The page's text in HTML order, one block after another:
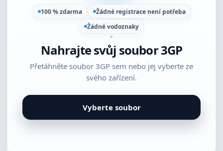
100 % zdarma
Žádné registrace není potřeba
Žádné vodoznaky
Nahrajte svůj soubor 3GP
Přetáhněte soubor 3GP sem nebo jej vyberte ze
svého zařízení.
Vyberte soubor